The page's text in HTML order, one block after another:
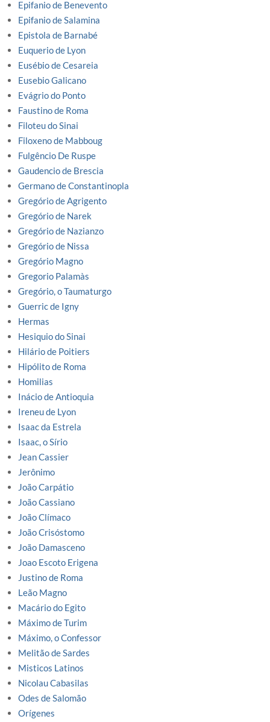
Epifanio de Benevento
Epifanio de Salamina
Epistola de Barnabé
Euquerio de Lyon
Eusébio de Cesareia
Eusebio Galicano
Evágrio do Ponto
Faustino de Roma
Filoteu do Sinai
Filoxeno de Mabboug
Fulgêncio De Ruspe
Gaudencio de Brescia
Germano de Constantinopla
Gregório de Agrigento
Gregório de Narek
Gregório de Nazianzo
Gregório de Nissa
Gregório Magno
Gregorio Palamàs
Gregório, o Taumaturgo
Guerric de Igny
Hermas
Hesiquio do Sinai
Hilário de Poitiers
Hipólito de Roma
Homilias
Inácio de Antioquia
Ireneu de Lyon
Isaac da Estrela
Isaac, o Sírio
Jean Cassier
Jerônimo
João Carpátio
João Cassiano
João Clímaco
João Crisóstomo
João Damasceno
Joao Escoto Erigena
Justino de Roma
Leão Magno
Macário do Egito
Máximo de Turim
Máximo, o Confessor
Melitão de Sardes
Misticos Latinos
Nicolau Cabasilas
Odes de Salomão
Orígenes